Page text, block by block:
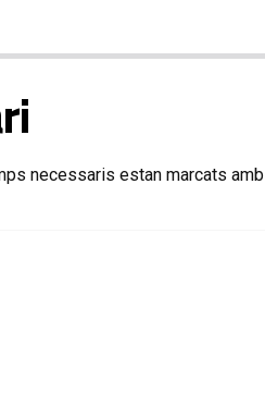
necessaris estan marcats amb